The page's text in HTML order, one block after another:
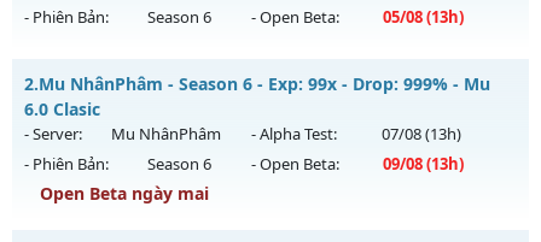
- Phiên Bản:
Season 6 - Open Beta: 05/08(13h)
CUSTOM SEASON 6.15 - Đua Top thưởng lớn, Free Set
Mu mới ra tháng 08 2026 - Mở máy chủ
13h ngày 05/08/2626
Exp: 9999x - Drop: 90%
Kiểu reset: Reset In Game
2.Mu NhânPhâm - Season 6 - Exp: 99x - Drop: 999% - Mu
6.0 Clasic
- Server: Mu NhânPhâm - Alpha Test: 07/08(13h)
- Phiên Bản:
Season 6 - Open Beta: 09/08(13h)
Open Beta ngày mai